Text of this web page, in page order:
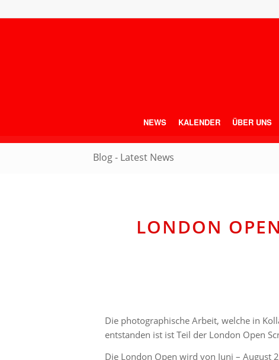
NEWS KALENDER ÜBER UNS
Blog - Latest News
LONDON
Die photographische Arbeit, welche in
entstanden ist ist Teil der London Open
Die London Open wird von Juni – August